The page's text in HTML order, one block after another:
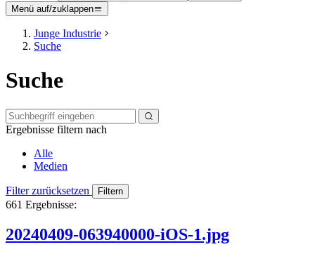
Menü auf/zuklappen
Junge Industrie
Suche
Suche
Ergebnisse filtern nach
Alle
Medien
Filter zurücksetzen
661 Ergebnisse:
20240409-063940000-iOS-1.jpg